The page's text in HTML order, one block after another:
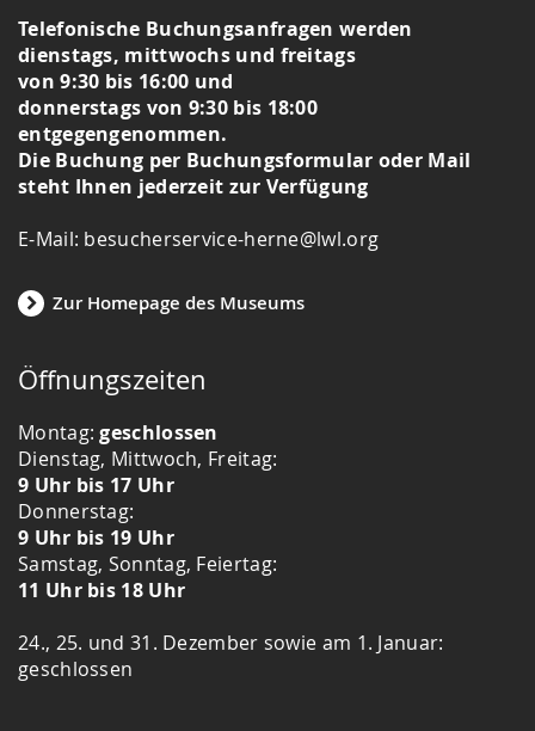
Telefonische Buchungsanfragen werden
dienstags, mittwochs und freitags
von 9:30 bis 16:00 und
donnerstags von 9:30 bis 18:00
entgegengenommen.
Die Buchung per Buchungsformular oder Mail
steht Ihnen jederzeit zur Verfügung
E-Mail: besucherservice-herne@lwl.org
Zur Homepage des Museums
Öffnungszeiten
Montag:geschlossen
Dienstag, Mittwoch, Freitag:
9 Uhr bis 17 Uhr
Donnerstag:
9 Uhr bis 19 Uhr
Samstag, Sonntag, Feiertag:
11 Uhr bis 18 Uhr
24., 25. und 31. Dezember sowie am 1. Januar:
geschlossen